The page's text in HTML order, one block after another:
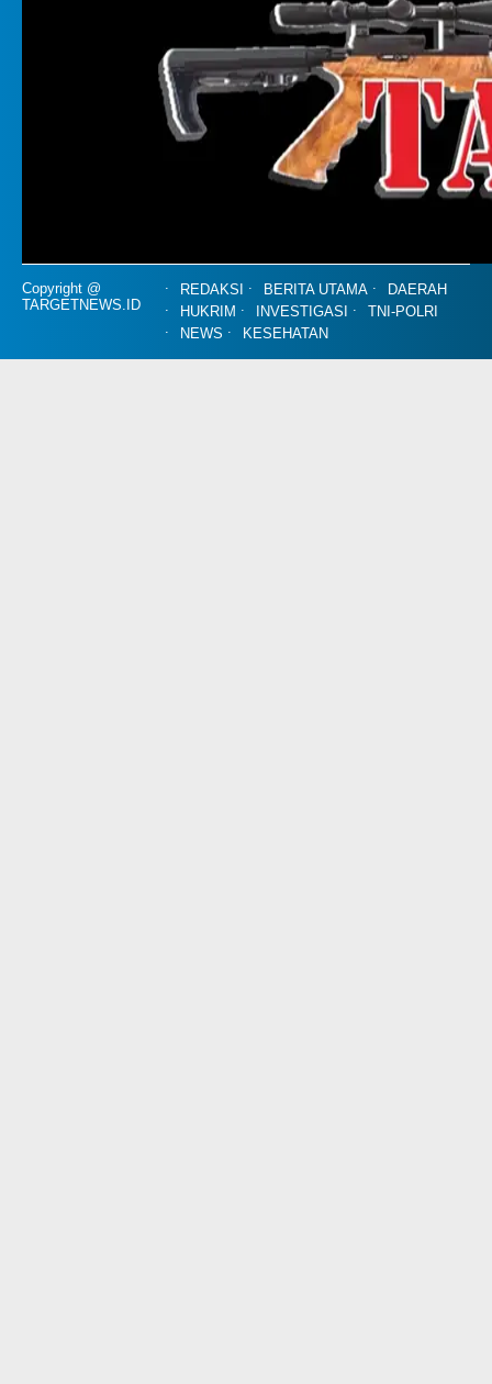
Copyright @
TARGETNEWS.ID
REDAKSI BERITA UTAMA
DAERAH
HUKRIM
INVESTIGASI
TNI-POLRI
NEWS
KESEHATAN